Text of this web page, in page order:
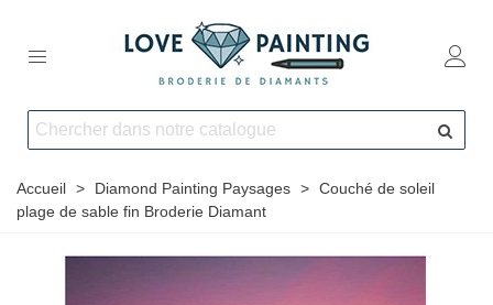
Accueil > Diamond Painting Paysages > Couché de soleil
plage de sable fin Broderie Diamant